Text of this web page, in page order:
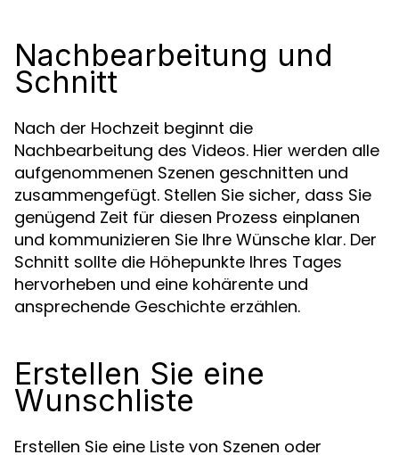
Nachbearbeitung und
Schnitt
Nach der Hochzeit beginnt die
Nachbearbeitung des Videos. Hier werden alle
aufgenommenen Szenen geschnitten und
zusammengefügt. Stellen Sie sicher, dass Sie
genügend Zeit für diesen Prozess einplanen
und kommunizieren Sie Ihre Wünsche klar. Der
Schnitt sollte die Höhepunkte Ihres Tages
hervorheben und eine kohärente und
ansprechende Geschichte erzählen.
Erstellen Sie eine
Wunschliste
Erstellen Sie eine Liste von Szenen oder